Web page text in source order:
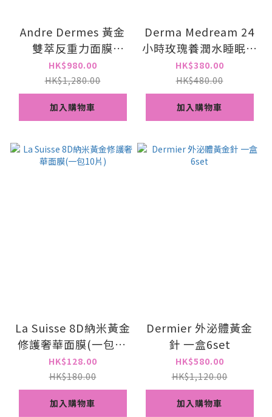
Andre Dermes 黃金
雙萃反重力面膜
200ml
HK$980.00
HK$1,280.00
加入購物車
Derma Medream 24
小時玫瑰養潤水睡眠霜
50g
HK$380.00
HK$480.00
加入購物車
La Suisse 8D納米黃金
修護奢華面膜(一包10
片)
HK$128.00
HK$180.00
加入購物車
Dermier 外泌體黃金
針 一盒6set
HK$580.00
HK$1,120.00
加入購物車